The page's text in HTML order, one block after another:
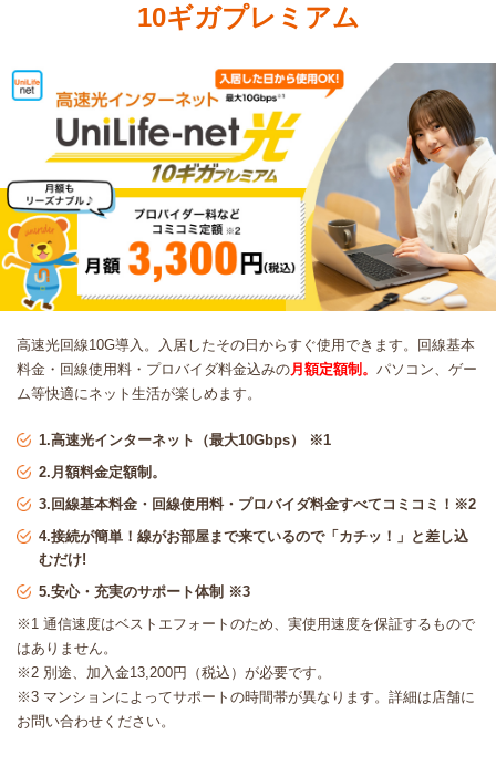
10ギガプレミアム
高速光回線10G導入。
入居したその日からすぐ使用できます。回線基本
料金・回線使用料・プロバイダ料金込みの月額定額制。 パソコン、ゲー
ム等快適にネット生活が楽しめます。
1.高速光インターネット（最大10Gbps） ※1
2.月額料金定額制。
3.回線基本料金・回線使用料・プロバイダ料金すべてコミコミ！※2
4.接続が簡単！線がお部屋まで来ているので「カチッ！」と差し込
むだけ!
5.安心・充実のサポート体制 ※3
※1 通信速度はベストエフォートのため、実使用速度を保証するもので
はありません。
※2 別途、加入金13,200円（税込）が必要です。
※3 マンションによってサポートの時間帯が異なります。詳細は店舗に
お問い合わせください。